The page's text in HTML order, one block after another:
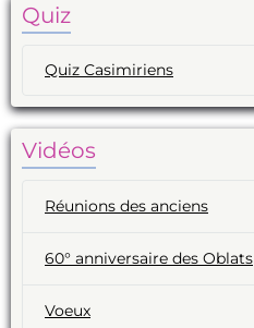
Quiz
Quiz Casimiriens
Vidéos
Réunions des anciens
60° anniversaire des Oblats
Voeux